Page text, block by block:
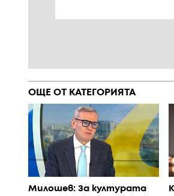
ОЩЕ ОТ КАТЕГОРИЯТА
Милошев: За културата